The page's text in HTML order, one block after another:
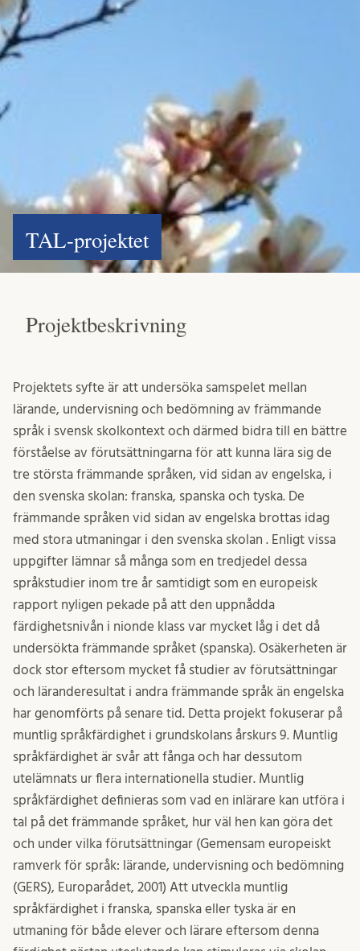
TAL-projektet
Projektbeskrivning
Projektets syfte är att undersöka samspelet mellan
lärande, undervisning och bedömning av främmande
språk i svensk skolkontext och därmed bidra till en bättre
förståelse av förutsättningarna för att kunna lära sig de
tre största främmande språken, vid sidan av engelska, i
den svenska skolan: franska, spanska och tyska. De
främmande språken vid sidan av engelska brottas idag
med stora utmaningar i den svenska skolan . Enligt vissa
uppgifter lämnar så många som en tredjedel dessa
språkstudier inom tre år samtidigt som en europeisk
rapport nyligen pekade på att den uppnådda
färdighetsnivån i nionde klass var mycket låg i det då
undersökta främmande språket (spanska). Osäkerheten är
dock stor eftersom mycket få studier av förutsättningar
och läranderesultat i andra främmande språk än engelska
har genomförts på senare tid. Detta projekt fokuserar på
muntlig språkfärdighet i grundskolans årskurs 9. Muntlig
språkfärdighet är svår att fånga och har dessutom
utelämnats ur flera internationella studier. Muntlig
språkfärdighet definieras som vad en inlärare kan utföra i
tal på det främmande språket, hur väl hen kan göra det
och under vilka förutsättningar (Gemensam europeiskt
ramverk för språk: lärande, undervisning och bedömning
(GERS), Europarådet, 2001) Att utveckla muntlig
språkfärdighet i franska, spanska eller tyska är en
utmaning för både elever och lärare eftersom denna